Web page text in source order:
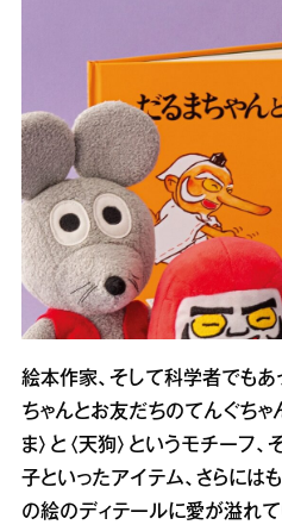
絵本作家、そして科学者でもあ
ちゃんとお友だちのてんぐちゃ
ま〉と〈天狗〉というモチーフ
子といったアイテム、さらには
の絵のディテールに愛が溢れて